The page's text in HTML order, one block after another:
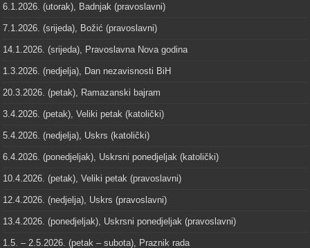
6.1.2026. (utorak), Badnjak (pravoslavni)
7.1.2026. (srijeda), Božić (pravoslavni)
14.1.2026. (srijeda), Pravoslavna Nova godina
1.3.2026. (nedjelja), Dan nezavisnosti BiH
20.3.2026. (petak), Ramazanski bajram
3.4.2026. (petak), Veliki petak (katolički)
5.4.2026. (nedjelja), Uskrs (katolički)
6.4.2026. (ponedjeljak), Uskrsni ponedjeljak (katolički)
10.4.2026. (petak), Veliki petak (pravoslavni)
12.4.2026. (nedjelja), Uskrs (pravoslavni)
13.4.2026. (ponedjeljak), Uskrsni ponedjeljak (pravoslavni)
1.5. – 2.5.2026. (petak – subota), Praznik rada